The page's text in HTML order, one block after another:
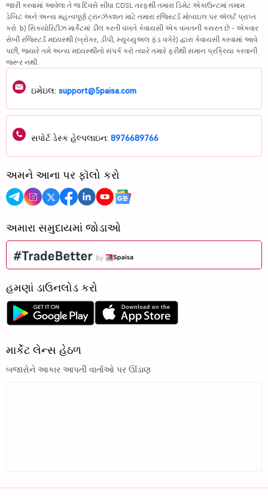
જારી કરવામાં આવેલા તે જ દિવસે સીધા CDSL તરફથી તમારા ડિમેટ એકાઉન્ટમાં તમામ
ડેબિટ અને અન્ય મહત્વપૂર્ણ ટ્રાન્ઝૅક્શન માટે તમારા રજિસ્ટર્ડ મોબાઇલ પર ઍલર્ટ પ્રાપ્ત
કરો. b) સિક્યોરિટીઝ માર્કેટમાં ડીલ કરતી વખતે કેવાયસી એક વખતની કસરત છે - એકવાર
સેબી રજિસ્ટર્ડ મધ્યસ્થી (બ્રોકર, ડીપી, મ્યુચ્યુઅલ ફંડ વગેરે) દ્વારા કેવાયસી કરવામાં આવે
પછી, જ્યારે તમે અન્ય મધ્યસ્થીનો સંપર્ક કરો ત્યારે તમારે ફરીથી સમાન પ્રક્રિયા કરવાની
જરૂર નથી.
ઇમેઇલ: support@5paisa.com
સપોર્ટ ડેસ્ક હેલ્પલાઇન: 8976689766
અમને આના પર ફૉલો કરો
અમારા સમુદાયમાં જોડાઓ
હમણાં ડાઉનલોડ કરો
માર્કેટ લેન્સ હેઠળ
બજારોને આકાર આપતી વાર્તાઓ પર ઊંડાણ